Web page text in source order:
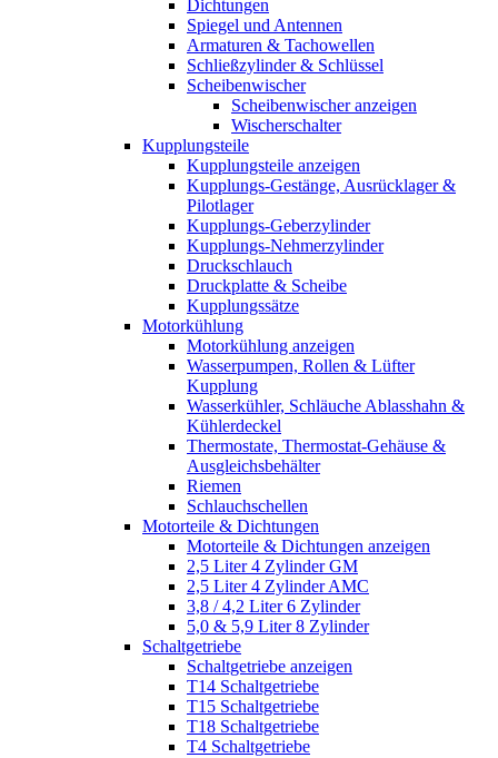
Dichtungen
Spiegel und Antennen
Armaturen & Tachowellen
Schließzylinder & Schlüssel
Scheibenwischer
Scheibenwischer anzeigen
Wischerschalter
Kupplungsteile
Kupplungsteile anzeigen
Kupplungs-Gestänge, Ausrücklager &
Pilotlager
Kupplungs-Geberzylinder
Kupplungs-Nehmerzylinder
Druckschlauch
Druckplatte & Scheibe
Kupplungssätze
Motorkühlung
Motorkühlung anzeigen
Wasserpumpen, Rollen & Lüfter
Kupplung
Wasserkühler, Schläuche Ablasshahn &
Kühlerdeckel
Thermostate, Thermostat-Gehäuse &
Ausgleichsbehälter
Riemen
Schlauchschellen
Motorteile & Dichtungen
Motorteile & Dichtungen anzeigen
2,5 Liter 4 Zylinder GM
2,5 Liter 4 Zylinder AMC
3,8 / 4,2 Liter 6 Zylinder
5,0 & 5,9 Liter 8 Zylinder
Schaltgetriebe
Schaltgetriebe anzeigen
T14 Schaltgetriebe
T15 Schaltgetriebe
T18 Schaltgetriebe
T4 Schaltgetriebe